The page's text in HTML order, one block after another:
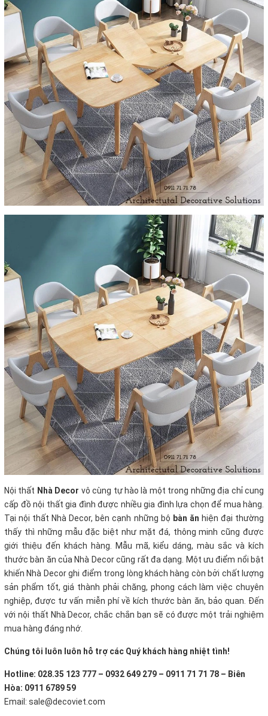
Nội thất Nhà Decor vô cùng tự hào là một trong những địa chỉ cung
cấp đồ nội thất gia đình được nhiều gia đình lựa chọn để mua hàng.
Tại nội thất Nhà Decor, bên cạnh những bộ bàn ăn hiện đại thường
thấy thì những mẫu đặc biệt như mặt đá, thông minh cũng được
giới thiệu đến khách hàng. Mẫu mã, kiểu dáng, màu sắc và kích
thước bàn ăn của Nhà Decor cũng rất đa dạng. Một ưu điểm nổi bật
khiến Nhà Decor ghi điểm trong lòng khách hàng còn bởi chất lượng
sản phẩm tốt, giá thành phải chăng, phong cách làm việc chuyên
nghiệp, được tư vấn miễn phí về kích thước bàn ăn, bảo quan. Đến
với nội thất Nhà Decor, chắc chắn bạn sẽ có được một trải nghiệm
mua hàng đáng nhớ.
Chúng tôi luôn luôn hỗ trợ các Quý khách hàng nhiệt tình!
Hotline: 028.35 123 777 – 0932 649 279 – 0911 71 71 78 – Biên
Hòa: 0911 6789 59
Email: sale@decoviet.com